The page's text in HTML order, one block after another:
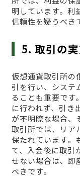
明しています。利
信頼性を疑うべき
5. 取引の
仮想通貨取引所の
引を行い、システ
ることも重要です
に行われず、引き
が不明瞭な場合、
取引所では、リア
保たれています
て、入金後に取引
せない場合は、即
べきです。